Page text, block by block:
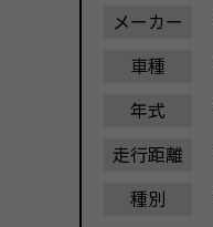
メーカー
車種
年式
走行距離
種別